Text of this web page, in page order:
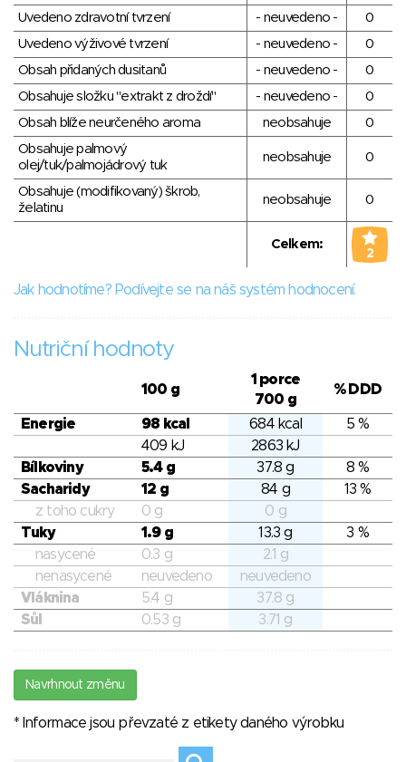
Uvedeno zdravotní tvrzení
- neuvedeno -
0
Uvedeno výživové tvrzení
- neuvedeno -
0
Obsah přidaných dusitanů
- neuvedeno -
0
Obsahuje složku "extrakt z droždí"
- neuvedeno -
0
Obsah blíže neurčeného aroma
neobsahuje
0
Obsahuje palmový
olej/tuk/palmojádrový tuk
neobsahuje 0
Obsahuje (modifikovaný) škrob,
želatinu
neobsahuje 0
Celkem:
2
Jak hodnotíme? Podívejte se na náš systém hodnocení.
Nutriční hodnoty
100 g
1 porce
700 g
% DDD
Energie 98 kcal 684 kcal
5 %
409 kJ
2863 kJ
Bílkoviny
5.4 g 37.8 g
8 %
Sacharidy
12 g 84 g
13 %
z toho cukry
0 g
0 g
Tuky
1.9 g 13.3 g
3 %
nasycené
0.3 g
2.1 g
nenasycené
neuvedeno
neuvedeno
Vláknina
5.4 g
37.8 g
Sůl
0.53 g 3.71 g
Navrhnout změnu
* Informace jsou převzaté z etikety daného výrobku